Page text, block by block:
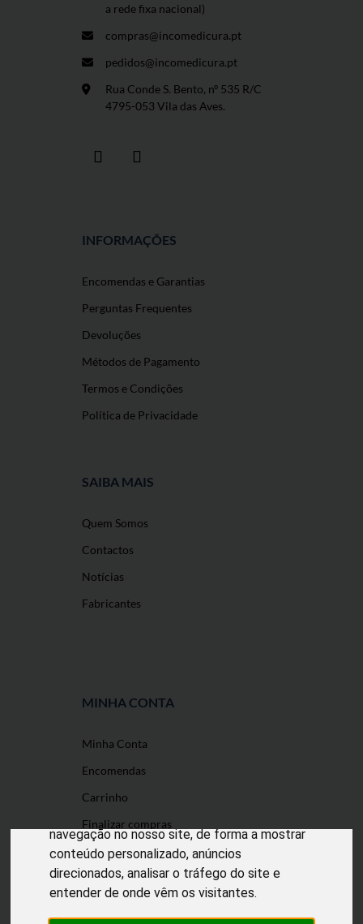
Utilizamos cookies e outras tecnologias de
navegação no nosso site, de forma a mostrar
conteúdo personalizado, anúncios
direcionados, analisar o tráfego do site e
entender de onde vêm os visitantes.
a rede fixa nacional)
compras@incomedicura.pt
pedidos@incomedicura.pt
Rua Conde S. Bento, nº 535 R/C
4795-053 Vila das Aves.
INFORMAÇÕES
Encomendas e Garantias
Perguntas Frequentes
Devoluções
Métodos de Pagamento
Termos e Condições
Política de Privacidade
SAIBA MAIS
Quem Somos
Contactos
Notícias
Fabricantes
MINHA CONTA
Minha Conta
Encomendas
Carrinho
Finalizar compras
Desenvolvido porPuxe Negócios
@2022 Incomedicura. Todos os direitos